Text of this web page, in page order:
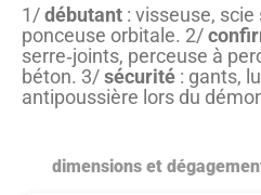
1/débutant : visseuse,
ponceuse orbitale. 2/
serre‑joints, perceuse à
béton. 3/sécurité : gants,
antipoussière lors du
dimensions et